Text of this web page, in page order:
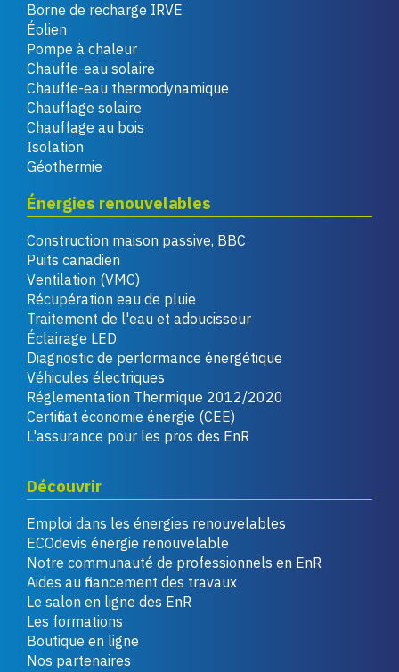
Borne de recharge IRVE
Éolien
Pompe à chaleur
Chauffe-eau solaire
Chauffe-eau thermodynamique
Chauffage solaire
Chauffage au bois
Isolation
Géothermie
Énergies renouvelables
Construction maison passive, BBC
Puits canadien
Ventilation (VMC)
Récupération eau de pluie
Traitement de l'eau et adoucisseur
Éclairage LED
Diagnostic de performance énergétique
Véhicules électriques
Réglementation Thermique 2012/2020
Certificat économie énergie (CEE)
L'assurance pour les pros des EnR
Découvrir
Emploi dans les énergies renouvelables
ECOdevis énergie renouvelable
Notre communauté de professionnels en EnR
Aides au financement des travaux
Le salon en ligne des EnR
Les formations
Boutique en ligne
Nos partenaires